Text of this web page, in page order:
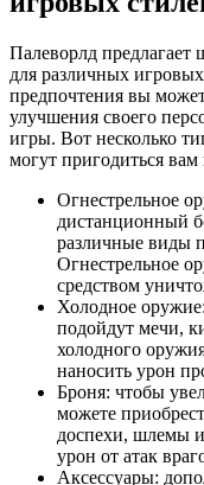
Палеворлд
для различных
предпочтения вы
улучшения своего
игры. Вот несколько
могут пригодиться
Огнестрельное
дистанционный
различные виды
Огнестрельное
средством
Холодное
подойдут мечи,
холодного
наносить урон
Броня: чтобы
можете
доспехи, шлемы
урон от атак
Аксессуары: